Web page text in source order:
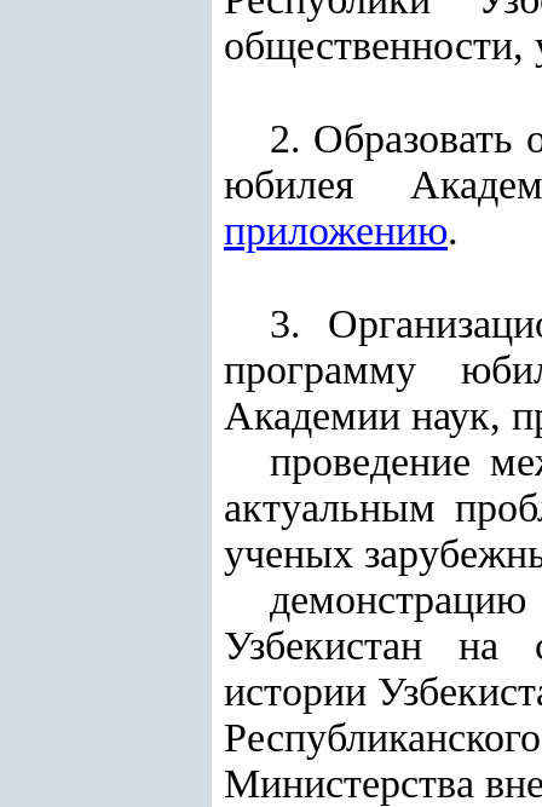
2. Образовать
юбилея
приложению.
3.
программу
Академии наук,
проведение
актуальным
ученых
Узбекистан на
истории
Министерства